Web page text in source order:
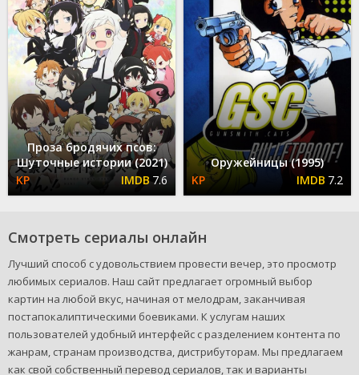
Проза бродячих псов:
Шуточные истории (2021)
7.6
Оружейницы (1995)
7.2
Смотреть сериалы онлайн
Лучший способ с удовольствием провести вечер, это просмотр
любимых сериалов. Наш сайт предлагает огромный выбор
картин на любой вкус, начиная от мелодрам, заканчивая
постапокалиптическими боевиками. К услугам наших
пользователей удобный интерфейс с разделением контента по
жанрам, странам производства, дистрибуторам. Мы предлагаем
как свой собственный перевод сериалов, так и варианты